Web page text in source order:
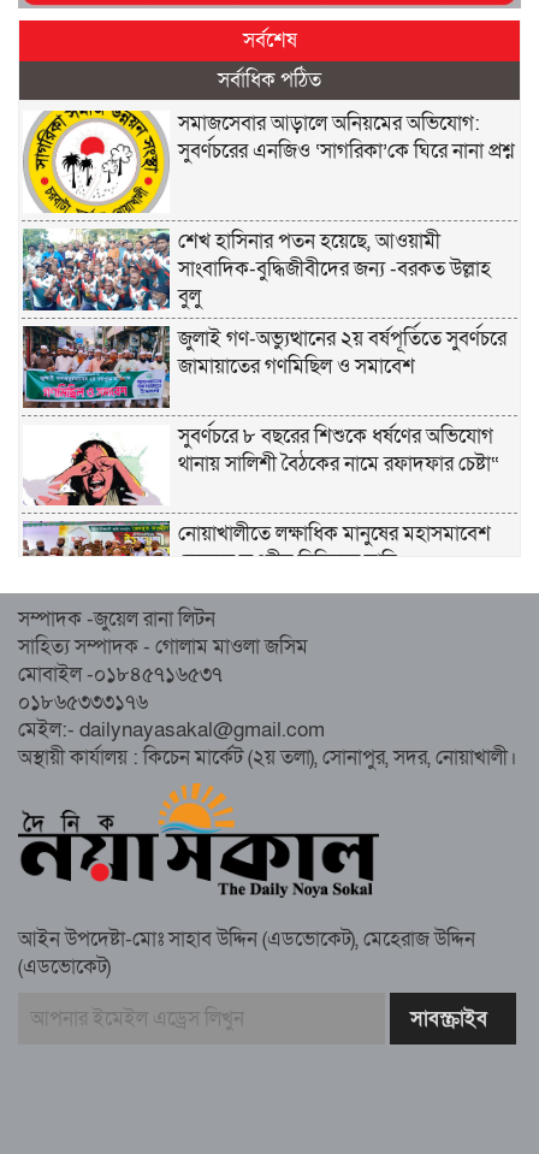
সর্বশেষ
সর্বাধিক পঠিত
সমাজসেবার আড়ালে অনিয়মের অভিযোগ:
সুবর্ণচরের এনজিও ‘সাগরিকা’কে ঘিরে নানা প্রশ্ন
শেখ হাসিনার পতন হয়েছে, আওয়ামী
সাংবাদিক-বুদ্ধিজীবীদের জন্য -বরকত উল্লাহ
বুলু
জুলাই গণ-অভ্যুত্থানের ২য় বর্ষপূর্তিতে সুবর্ণচরে
জামায়াতের গণমিছিল ও সমাবেশ
সুবর্ণচরে ৮ বছরের শিশুকে ধর্ষণের অভিযোগ
থানায় সালিশী বৈঠকের নামে রফাদফার চেষ্টা“
নোয়াখালীতে লক্ষাধিক মানুষের মহাসমাবেশ
হেজবুত তওহীদ নিষিদ্ধের দাবি
নোয়াখালীতে ইসলামী মহাসমাবেশের প্রস্তুতি
সম্পন্ন, অংশ নেবেন লক্ষাধিক মানুষ
নোয়াখালীতে ইসলামী ছাত্রশিবিরের ‘অদম্য
জুলাই’ মিছিল
সুবর্ণচরে মায়ের অভিযোগে সাবেক ভাইস
চেয়ারম্যান গ্রেপ্তার
স্মরণ সভায় মিলাদ ও দোয়া
সম্পাদক -জুয়েল রানা লিটন
সাহিত্য সম্পাদক - গোলাম মাওলা জসিম
মোবাইল -০১৮৪৫৭১৬৫৩৭
০১৮৬৫৩৩৩১৭৬
মেইল:- dailynayasakal@gmail.com
অস্থায়ী কার্যালয় : কিচেন মার্কেট (২য় তলা), সোনাপুর, সদর, নোয়াখালী।
আইন উপদেষ্টা-মোঃ সাহাব উদ্দিন (এডভোকেট), মেহেরাজ উদ্দিন
(এডভোকেট)